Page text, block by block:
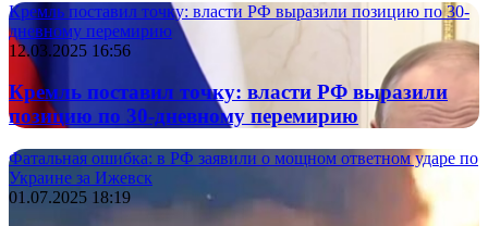
Кремль поставил точку: власти РФ выразили позицию по 30-
дневному перемирию
12.03.2025 16:56
Кремль поставил точку: власти РФ выразили
позицию по 30-дневному перемирию
Фатальная ошибка: в РФ заявили о мощном ответном ударе по
Украине за Ижевск
01.07.2025 18:19